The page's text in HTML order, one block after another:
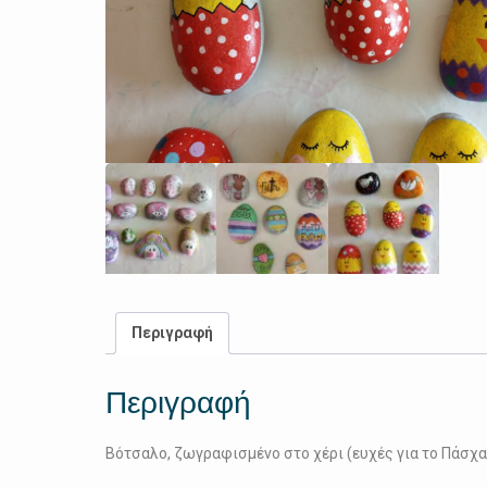
Περιγραφή
Περιγραφή
Βότσαλο, ζωγραφισμένο στο χέρι (ευχές για το